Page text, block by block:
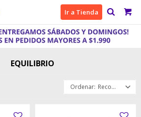
Ir a Tienda
EQUILIBRIO
Recomendados